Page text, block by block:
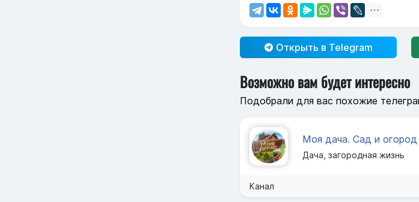
Открыть в Telegram
Возможно вам будет интересно
Подобрали для вас похожие
Моя дача. Сад и огород
Дача, загородная жизнь
Канал